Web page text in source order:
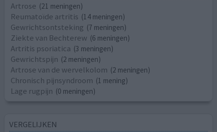
Artrose (21 meningen)
Reumatoïde artritis (14 meningen)
Gewrichtsontsteking (7 meningen)
Ziekte van Bechterew (6 meningen)
Artritis psoriatica (3 meningen)
Gewrichtspijn (2 meningen)
Artrose van de wervelkolom (2 meningen)
Chronisch pijnsyndroom (1 mening)
Lage rugpijn (0 meningen)
VERGELIJKEN